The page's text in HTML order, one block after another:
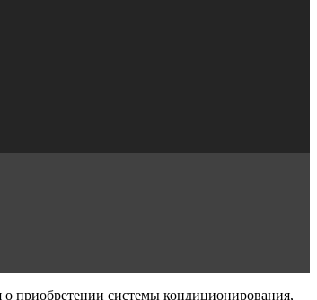
приобретении системы кондиционирования,